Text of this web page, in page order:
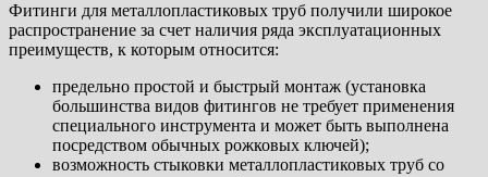
Фитинги для металлопластиковых труб получили широкое
распространение за счет наличия ряда эксплуатационных
преимуществ, к которым относится:
предельно простой и быстрый монтаж (установка
большинства видов фитингов не требует применения
специального инструмента и может быть выполнена
посредством обычных рожковых ключей);
возможность стыковки металлопластиковых труб со